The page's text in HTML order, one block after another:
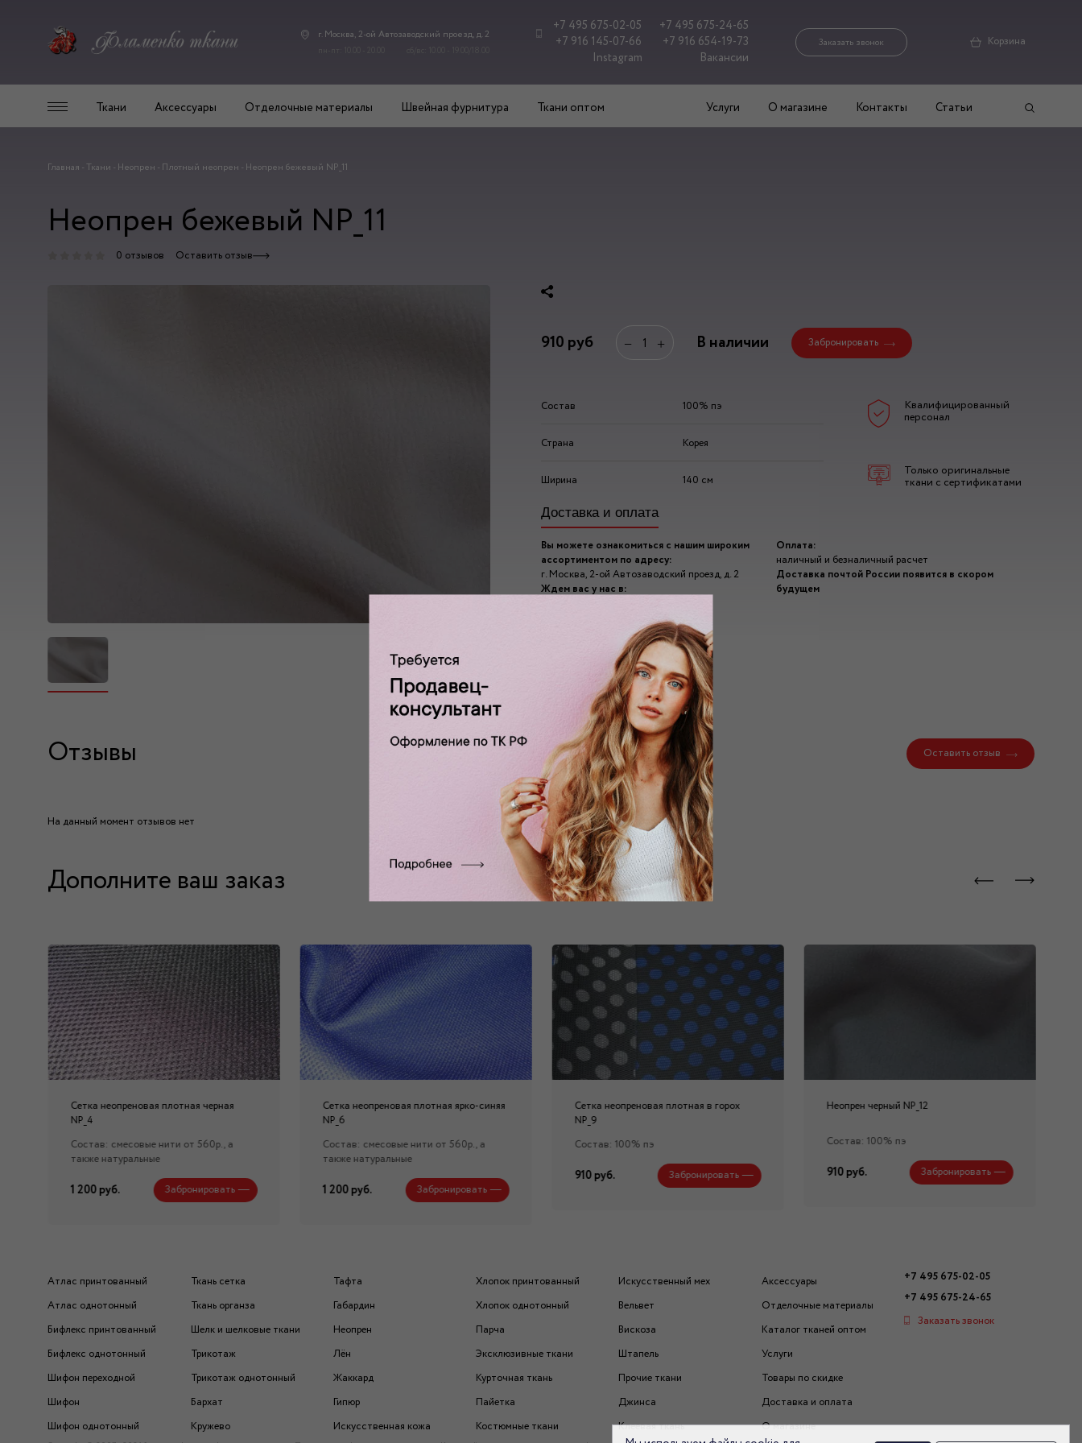
г. Москва, 2-ой Автозаводский проезд, д. 2
+7 495 675-02-05
+7 495 675-24-65
+7 916 145-07-66
+7 916 654-19-73
Instagram
Вакансии
Заказать звонок Корзина
Ткани Аксессуары Отделочные материалы Швейная фурнитура Ткани оптом Услуги О магазине Контакты Статьи
Главная - Ткани - Неопрен - Плотный неопрен - Неопрен бежевый NP_11
Неопрен бежевый NP_11
0 отзывов Оставить отзыв
910 руб − + В наличии Забронировать
Состав 100% пэ
Страна Корея
Ширина 140 см
Квалифицированный
персонал
Только оригинальные
ткани с сертификатами
Доставка и оплата
Вы можете ознакомиться с нашим широким
ассортиментом по адресу:
г. Москва, 2-ой Автозаводский проезд, д. 2
Ждем вас у нас в:
сб/вс: 10.00 - 19.00/18.00
Оплата:
наличный и безналичный расчет
Доставка почтой России появится в скором
будущем
Отзывы Оставить отзыв
На данный момент отзывов нет
Дополните ваш заказ
Сетка неопреновая плотная черная
NP_4
Состав: смесовые нити от 560р., а
также натуральные
1 200 руб. Забронировать
Сетка неопреновая плотная ярко-синяя
NP_6
Состав: смесовые нити от 560р., а
также натуральные
1 200 руб. Забронировать
Сетка неопреновая плотная в горох
NP_9
Состав: 100% пэ
910 руб. Забронировать
Неопрен черный NP_12
Состав: 100% пэ
910 руб. Забронировать
Атлас принтованный
Атлас однотонный
Бифлекс принтованный
Бифлекс однотонный
Шифон переходной
Шифон
Шифон однотонный
Ткань сетка
Ткань органза
Шелк и шелковые ткани
Трикотаж
Трикотаж однотонный
Бархат
Кружево
Тафта
Габардин
Неопрен
Лён
Жаккард
Гипюр
Искусственная кожа
Хлопок принтованный
Хлопок однотонный
Парча
Эксклюзивные ткани
Курточная ткань
Пайетка
Костюмные ткани
Искусственный мех
Вельвет
Вискоза
Штапель
Прочие ткани
Джинса
Клеевая ткань
Аксессуары
Отделочные материалы
Каталог тканей оптом
Услуги
Товары по скидке
Доставка и оплата
О магазине
+7 495 675-02-05
+7 495 675-24-65
Заказать звонок